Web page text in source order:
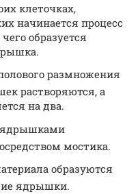
клеточках,
начинается процесс
образуется
размножения
растворяются, а
на два.
мостика.
образуются
ядрышки.